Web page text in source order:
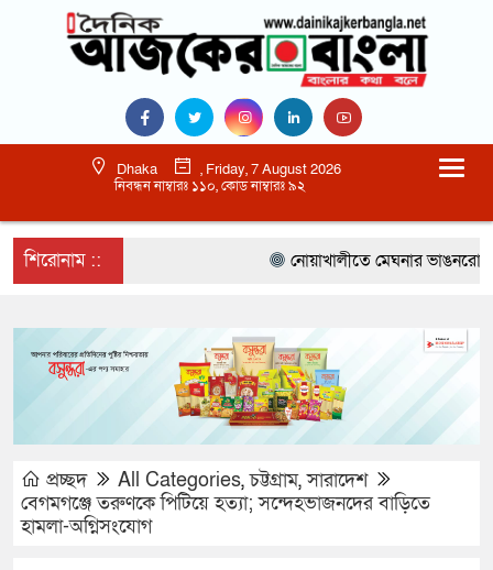
Dhaka
, Friday, 7 August 2026
নিবন্ধন নাম্বারঃ ১১০, কোড নাম্বারঃ ৯২
শিরোনাম :: নোয়াখালীতে মেঘনার ভাঙনরোধে
প্রচ্ছদ All Categories,চট্টগ্রাম,সারাদেশ
বেগমগঞ্জে তরুণকে পিটিয়ে হত্যা; সন্দেহভাজনদের বাড়িতে
হামলা-অগ্নিসংযোগ